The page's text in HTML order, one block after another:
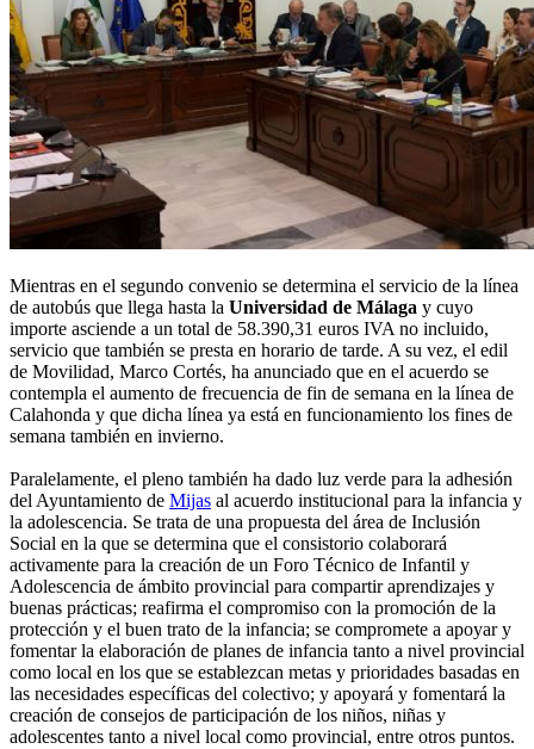
Mientras en el segundo convenio se determina el servicio de la línea
de autobús que llega hasta la Universidad de Málaga y cuyo
importe asciende a un total de 58.390,31 euros IVA no incluido,
servicio que también se presta en horario de tarde. A su vez, el edil
de Movilidad, Marco Cortés, ha anunciado que en el acuerdo se
contempla el aumento de frecuencia de fin de semana en la línea de
Calahonda y que dicha línea ya está en funcionamiento los fines de
semana también en invierno.
Paralelamente, el pleno también ha dado luz verde para la adhesión
del Ayuntamiento de Mijas al acuerdo institucional para la infancia y
la adolescencia. Se trata de una propuesta del área de Inclusión
Social en la que se determina que el consistorio colaborará
activamente para la creación de un Foro Técnico de Infantil y
Adolescencia de ámbito provincial para compartir aprendizajes y
buenas prácticas; reafirma el compromiso con la promoción de la
protección y el buen trato de la infancia; se compromete a apoyar y
fomentar la elaboración de planes de infancia tanto a nivel provincial
como local en los que se establezcan metas y prioridades basadas en
las necesidades específicas del colectivo; y apoyará y fomentará la
creación de consejos de participación de los niños, niñas y
adolescentes tanto a nivel local como provincial, entre otros puntos.